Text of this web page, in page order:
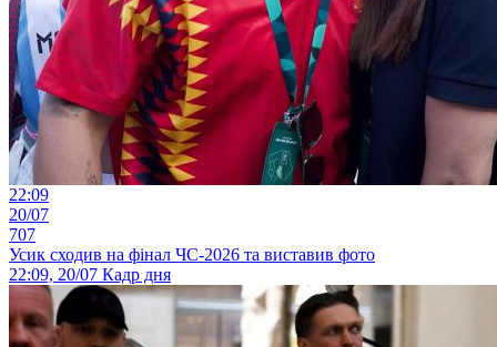
22:09
20/07
707
Усик сходив на фінал ЧС-2026 та виставив фото
22:09, 20/07 Кадр дня